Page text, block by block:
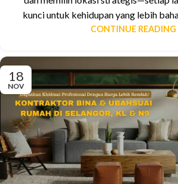
kunci untuk kehidupan yang lebih
CONTINUE READING
18
NOV